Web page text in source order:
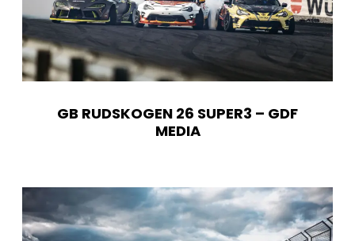
GB RUDSKOGEN 26 SUPER3 – GDF
MEDIA